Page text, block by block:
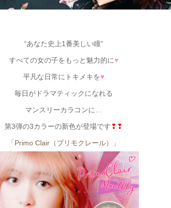
“あなた史上1番美しい瞳”
すべての女の子をもっと魅力的に♥
平凡な日常にトキメキを♥
毎日がドラマティックになれる
マンスリーカラコンに…
第3弾の3カラーの新色が登場です❢❢
「Primo Clair（プリモクレール）」